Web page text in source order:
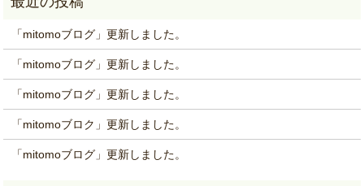
「mitomoブログ」更新しました。
「mitomoブログ」更新しました。
「mitomoブログ」更新しました。
「mitomoブロク」更新しました。
「mitomoブログ」更新しました。